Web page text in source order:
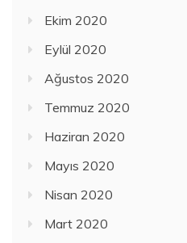
Ekim 2020
Eylül 2020
Ağustos 2020
Temmuz 2020
Haziran 2020
Mayıs 2020
Nisan 2020
Mart 2020